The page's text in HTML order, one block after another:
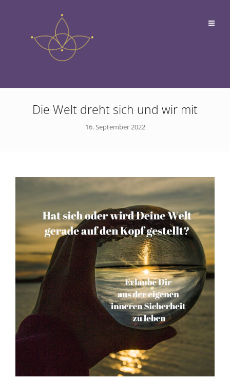
Die Welt dreht sich und wir mit
16. September 2022